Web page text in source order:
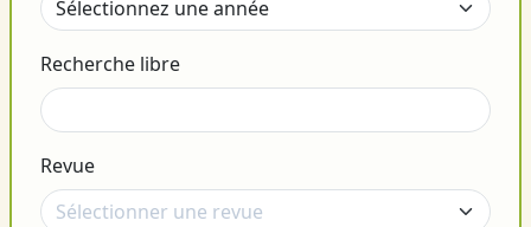
Recherche libre
Revue